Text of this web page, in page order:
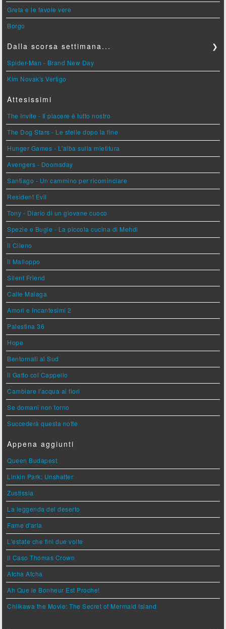
Greta e le favole vere
Borgo
Dalla scorsa settimana... ❯
Spider-Man - Brand New Day
Kim Novak's Vertigo
Attesissimi
The Invite - Il piacere è tutto nostro
The Dog Stars - Le stelle dopo la fine
Hunger Games - L'alba sulla mietitura
Avengers - Doomsday
Santiago - Un cammino per ricominciare
Resident Evil
Tony - Diario di un giovane cuoco
Spezie e Bugie - La piccola cucina di Mehdi
Il Cileno
Il Malloppo
Silent Friend
Calle Malaga
Amori e Incantesimi 2
Palestina 36
Hope
Bentornati al Sud
Il Gatto col Cappello
Cambiare l'acqua ai fiori
Se domani non torno
Succederà questa notte
Appena aggiunti
Queen Budapest
Linkin Park: Unshatter
Zustissia
La leggenda del deserto
Fame d'aria
L'estate che finì due volte
Il Caso Thomas Crown
Atcha Atcha
Ah Que le Bonheur Est Proche!
Chiikawa the Movie: The Secret of Mermaid Island